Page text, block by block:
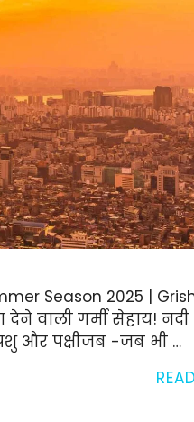
Season 2025 |
वाली गर्मी सेहाय!
और पक्षीजब -जब भी …